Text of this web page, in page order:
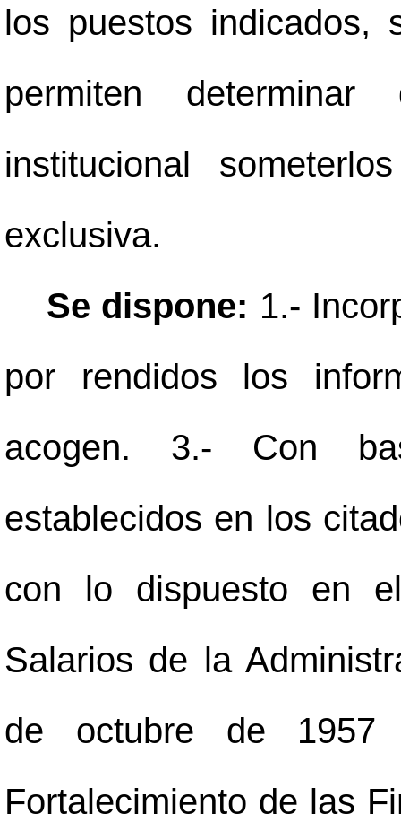
los puestos indicados,
permiten
institucional
exclusiva.
Se dispone: 1.-
por rendidos los
acogen. 3.- Con
establecidos en los
con lo dispuesto en
Salarios de la
de octubre de
Fortalecimiento de las